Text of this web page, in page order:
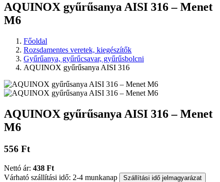
AQUINOX gyűrűsanya AISI 316 – Menet
M6
Főoldal
Rozsdamentes veretek, kiegészítők
Gyűrűanya, gyűrűcsavar, gyűrűsbolcni
AQUINOX gyűrűsanya AISI 316
AQUINOX gyűrűsanya AISI 316 – Menet
M6
556 Ft
Nettó ár: 438 Ft
Várható szállítási idő: 2-4 munkanap
Szállítási idő jelmagyarázat